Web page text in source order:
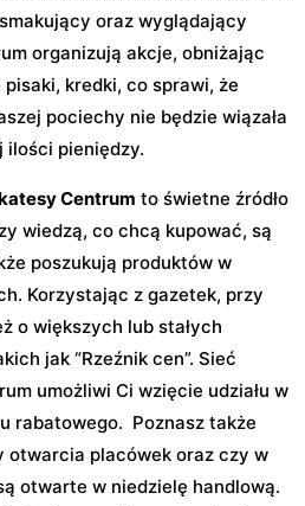
oraz wyglądający
organizują akcje, obniżając
kredki, co sprawi, że
pociechy nie będzie wiązała
ilości pieniędzy.
Centrum to świetne źródło
wiedzą, co chcą kupować, są
poszukują produktów w
Korzystając z gazetek, przy
o większych lub stałych
jak “Rzeźnik cen”. Sieć
umożliwi Ci wzięcie udziału w
rabatowego. Poznasz także
otwarcia placówek oraz czy w
otwarte w niedzielę handlową.